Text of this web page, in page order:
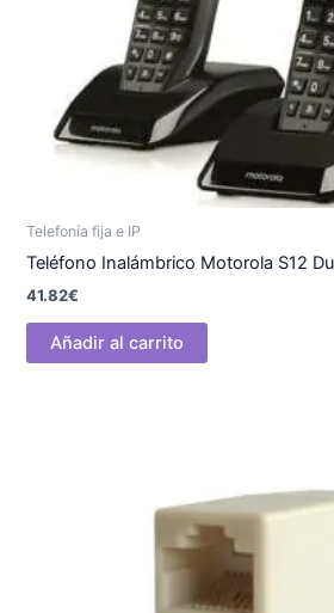
Telefonía fija e IP
Teléfono Inalámbrico Motorola S12
41.82€
Añadir al carrito